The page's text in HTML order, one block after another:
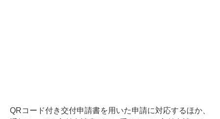
QRコード付き交付申請書を用いた申請に対応するほか、